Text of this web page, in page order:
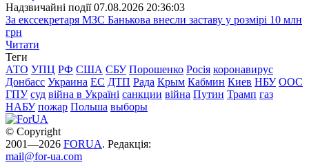
Надзвичайні події 07.08.2026 20:36:03
За екссекретаря МЗС Банькова внесли заставу у розмірі 10 млн
грн
Читати
Теги
АТО УПЦ РФ США СБУ Порошенко Росія коронавирус
Донбасс Украина ЕС ДТП Рада Крым Кабмин Киев НБУ ООС
ГПУ суд війна в Україні санкции війна Путин Трамп газ
НАБУ пожар Польша выборы
© Copyright
2001—2026 FORUA. Редакція:
mail@for-ua.com